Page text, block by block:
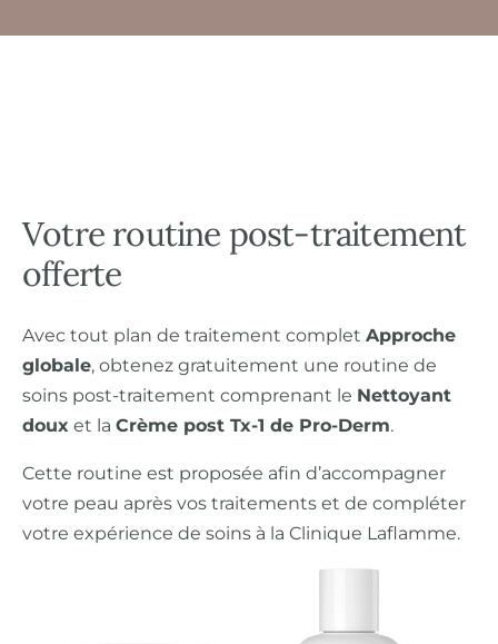
Votre routine post-traitement
offerte
Avec tout plan de traitement complet Approche
globale, obtenez gratuitement une routine de
soins post-traitement comprenant le Nettoyant
doux et la Crème post Tx-1 de Pro-Derm.
Cette routine est proposée afin d’accompagner
votre peau après vos traitements et de compléter
votre expérience de soins à la Clinique Laflamme.